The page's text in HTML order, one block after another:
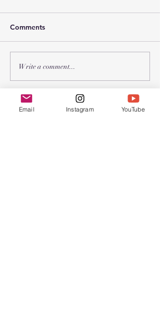
2026年 受难节和复活节聚
会
Comments
Write a comment...
Chinese Bible
Email Instagram YouTube